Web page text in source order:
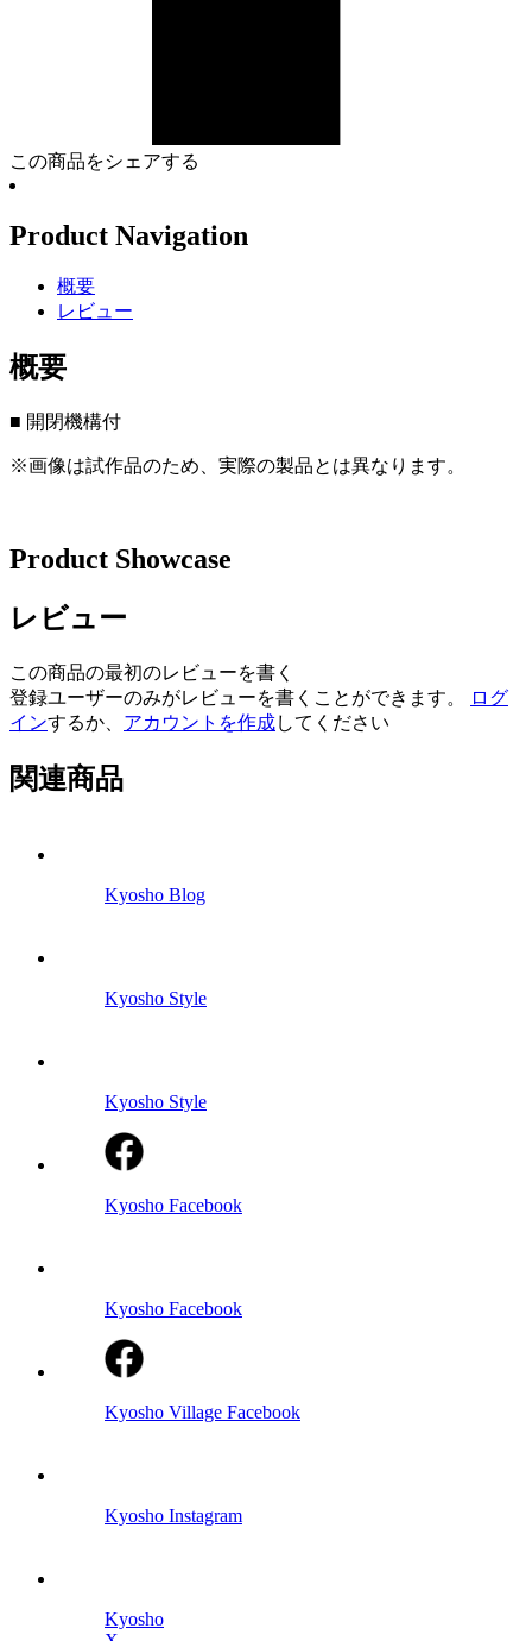
この商品をシェアする
Product Navigation
概要
レビュー
概要
■ 開閉機構付
※画像は試作品のため、実際の製品とは異なります。
Product Showcase
レビュー
この商品の最初のレビューを書く
登録ユーザーのみがレビューを書くことができます。
ログ
インするか、 アカウントを作成してください
関連商品
Kyosho Blog
Kyosho Style
Kyosho Style
Kyosho Facebook
Kyosho Facebook
Kyosho Village Facebook
Kyosho Instagram
Kyosho